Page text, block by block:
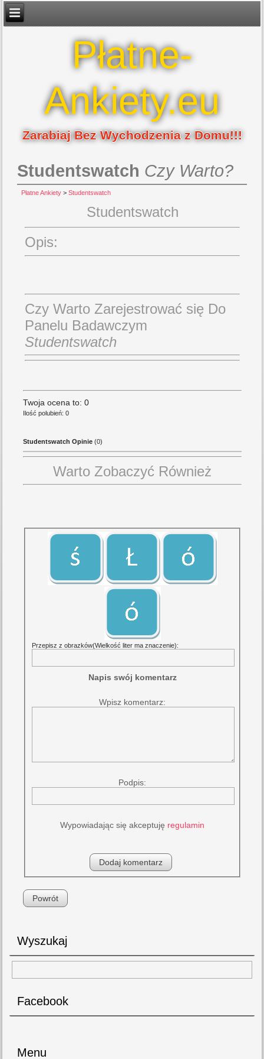
Płatne-
Ankiety.eu
Zarabiaj Bez Wychodzenia z Domu!!!
Studentswatch Czy Warto?
Płatne Ankiety >Studentswatch
Studentswatch
Opis:
Czy Warto Zarejestrować się Do
Panelu Badawczym
Studentswatch
Twoja ocena to: 0
Ilość polubień: 0
Studentswatch Opinie (0)
Warto Zobaczyć Również
Przepisz z obrazków(Wielkość liter ma znaczenie):
Napis swój komentarz
Wpisz komentarz:
Podpis:
Wypowiadając się akceptuję regulamin
Powrót
Wyszukaj
Facebook
Menu